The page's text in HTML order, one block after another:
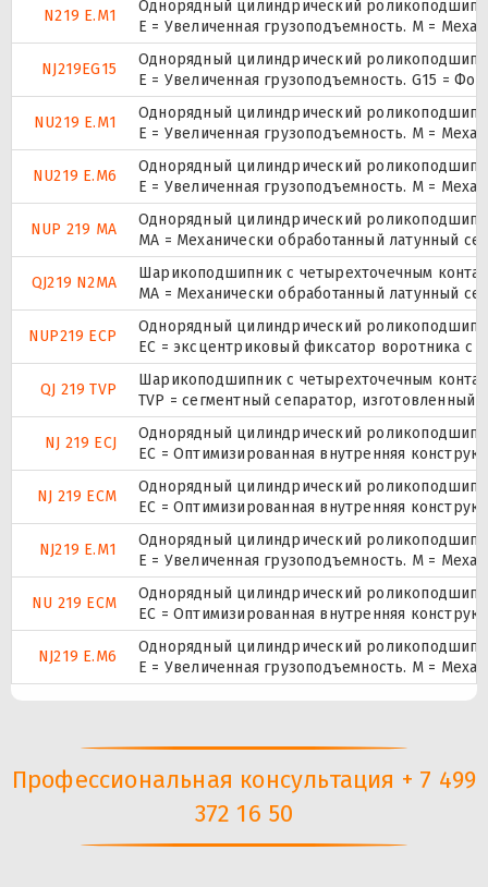
N219 E.M1
Однорядный цилиндрический
E = Увеличенная грузоподъемность. М =
NJ219EG15
Однорядный цилиндрический
E = Увеличенная грузоподъемность. G15 =
NU219 E.M1
Однорядный цилиндрический
E = Увеличенная грузоподъемность. М =
NU219 E.M6
Однорядный цилиндрический
E = Увеличенная грузоподъемность. М =
NUP 219 MA
Однорядный цилиндрический
MA = Механически обработанный латунный
QJ219 N2MA
Шарикоподшипник с четырехточечным
MA = Механически обработанный латунный
NUP219 ECP
Однорядный цилиндрический
ЕС = эксцентриковый фиксатор воротника с
QJ 219 TVP
Шарикоподшипник с четырехточечным
TVP = сегментный сепаратор,
NJ 219 ECJ
Однорядный цилиндрический
EC = Оптимизированная внутренняя
NJ 219 ECM
Однорядный цилиндрический
EC = Оптимизированная внутренняя
NJ219 E.M1
Однорядный цилиндрический
E = Увеличенная грузоподъемность. М =
NU 219 ECM
Однорядный цилиндрический
EC = Оптимизированная внутренняя
NJ219 E.M6
Однорядный цилиндрический
E = Увеличенная грузоподъемность. М =
Профессиональная консультация + 7 499
372 16 50